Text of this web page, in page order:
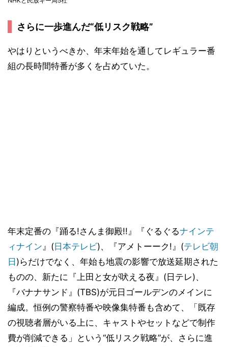
さらに一歩進んだ“低リスク戦略”
やはりというべきか、年末年始を通してレギュラー番
組の長時間特番が多くを占めていた。
年末定番の『踊る!さんま御殿!!』『ぐるぐるナインテ
ィナイン 』(日本テレビ)、『アメトーーク!』(テレビ朝
日 )らだけでなく、年始も地震の影響で放送延期された
ものの、新たに『上田と女が吠える夜』(日テレ)、
『バナナサンド』(TBS)が元日ゴールデンのメインに
編成。恒例の警察特番や映像集特番も含めて、「既存
の視聴者層がいる上に、キャストやセットなどで制作
費が削減できる」という“低リスク戦略”が、さらに進